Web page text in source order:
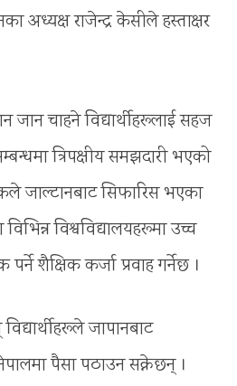
अध्यक्ष राजेन्द्र केसीले हस्ताक्षर
जान चाहने विद्यार्थीहरूलाई सहज
त्रिपक्षीय समझदारी भएको
जाल्टानबाट सिफारिस भएका
विभिन्न विश्वविद्यालयहरूमा उच्च
शैक्षिक कर्जा प्रवाह गर्नेछ ।
जापानबाट
पैसा पठाउन सक्नेछन् ।